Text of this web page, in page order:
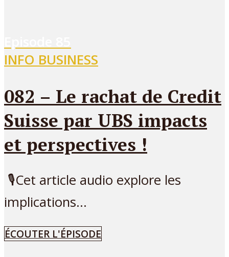
INFO BUSINESS
082 – Le rachat de Credit
Suisse par UBS impacts
et perspectives !
🎙Cet article audio explore les
implications...
ÉCOUTER L'ÉPISODE